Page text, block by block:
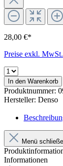
28,00 €*
Preise exkl. MwSt.
In den Warenkorb
Produktnummer:
Hersteller: Denso
Menü
Informationen